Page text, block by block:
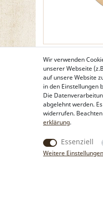
Wir verwenden
unserer Webseite
auf unsere Website
in den Einstellungen
Die
abgelehnt werden.
widerrufen.
erklärung.
Essenziell
Weitere Einstellungen